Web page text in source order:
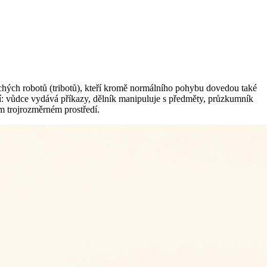
robotů (tribotů), kteří kromě normálního pohybu dovedou také
vydává příkazy, dělník manipuluje s předměty, průzkumník
trojrozměrném prostředí.